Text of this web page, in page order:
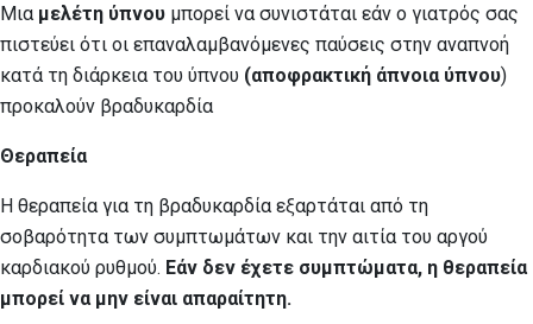
Μια μελέτη ύπνου μπορεί να συνιστάται εάν ο γιατρός σας
πιστεύει ότι οι επαναλαμβανόμενες παύσεις στην αναπνοή
κατά τη διάρκεια του ύπνου (αποφρακτική άπνοια ύπνου)
προκαλούν βραδυκαρδία
Θεραπεία
Η θεραπεία για τη βραδυκαρδία εξαρτάται από τη
σοβαρότητα των συμπτωμάτων και την αιτία του αργού
καρδιακού ρυθμού. Εάν δεν έχετε συμπτώματα, η θεραπεία
μπορεί να μην είναι απαραίτητη.